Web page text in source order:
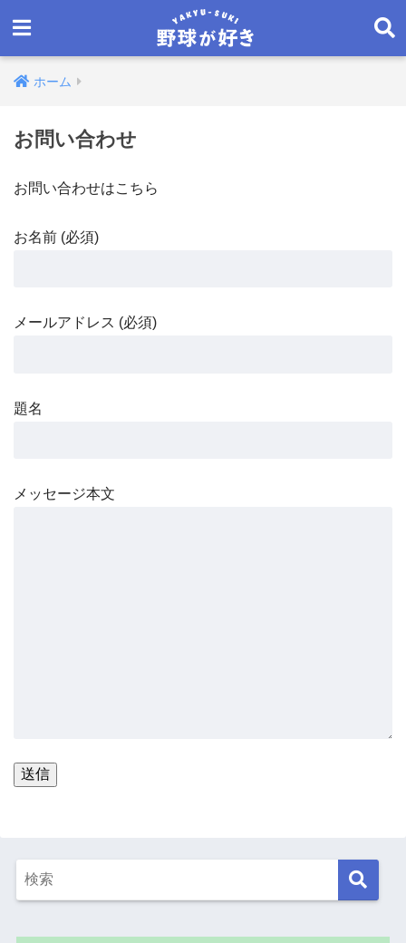
ホーム
お問い合わせ
お問い合わせはこちら
お名前 (必須)
メールアドレス (必須)
題名
メッセージ本文